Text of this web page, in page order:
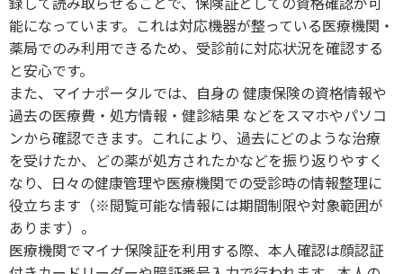
能になっています。これは対応機器が整っている医療機関・
薬局でのみ利用できるため、受診前に対応状況を確認する
と安心です。
また、マイナポータルでは、自身の 健康保険の資格情報や
過去の医療費・処方情報・健診結果 などをスマホやパソコ
ンから確認できます。これにより、過去にどのような治療
を受けたか、どの薬が処方されたかなどを振り返りやすく
なり、日々の健康管理や医療機関での受診時の情報整理に
役立ちます（※閲覧可能な情報には期間制限や対象範囲が
あります）。
医療機関でマイナ保険証を利用する際、本人確認は顔認証